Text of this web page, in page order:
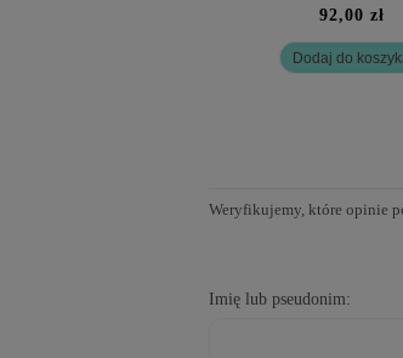
92,00 zł
Dodaj do
Weryfikujemy, które opinie
Imię lub pseudonim: